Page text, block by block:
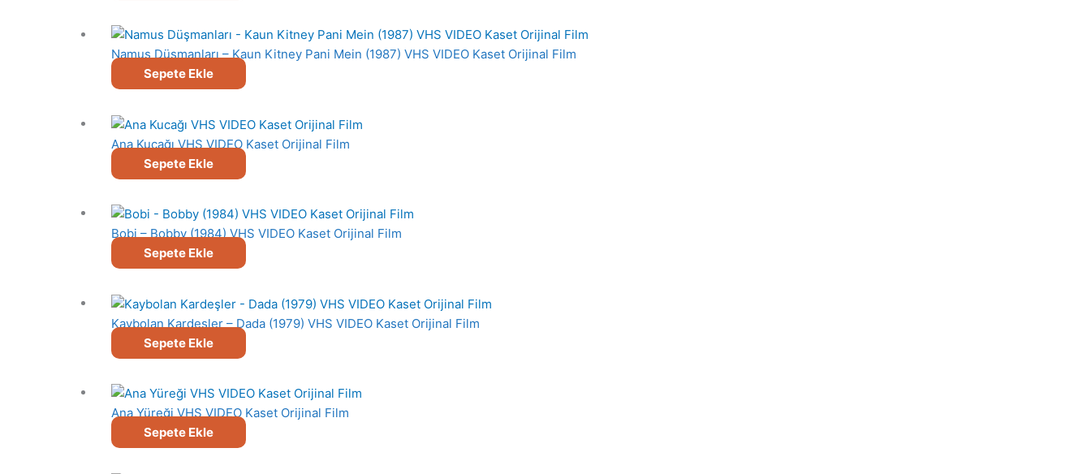
Namus Düşmanları – Kaun Kitney Pani Mein (1987) VHS VIDEO Kaset Orijinal Film
Sepete Ekle
Ana Kucağı VHS VIDEO Kaset Orijinal Film
Sepete Ekle
Bobi – Bobby (1984) VHS VIDEO Kaset Orijinal Film
Sepete Ekle
Kaybolan Kardeşler – Dada (1979) VHS VIDEO Kaset Orijinal Film
Sepete Ekle
Ana Yüreği VHS VIDEO Kaset Orijinal Film
Sepete Ekle